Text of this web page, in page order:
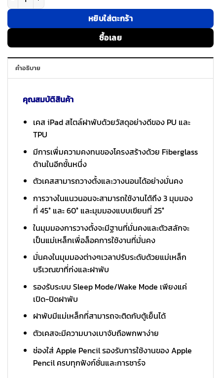
หยิบใส่ตะกร้า
ซื้อเลย
คำอธิบาย
คุณสมบัติสินค้า
เคส iPad สไตล์ฝาพับด้วยวัสดุอย่างดีของ PU และ
TPU
มีการเพื่มความคงทนของโครงสร้างด้วย Fiberglass
ด้านในอีกชั้นหนึ่ง
ตัวเคสสามารถวางตั้งและวางนอนได้อย่างมั่นคง
การวางในแนวนอนจะสามารถใช้งานได้ถึง 3 มุมมอง
ที่ 45° และ 60° และมุมมองแบบเขียนที่ 25°
ในมุมมองการวางตั้งจะมีฐานที่มั่นคงและตัวสลักจะ
เป็นแม่เหล็กเพื่อล็อคการใช้งานที่มั่นคง
มั่นคงในมุมมองต่างๆเวลาปรับระดับด้วยแม่เหล็ก
บรืเวณขาที่ก่งและฝาพับ
รองรับระบบ Sleep Mode/Wake Mode เพียงแค่
เปิด-ปิดฝาพับ
ฝาพับมีแม่เหล็กที่สามารถจะติดกับตู้เย็นได้
ตัวเคสจะมีความบางเบาจับถือพกพาง่าย
ช่องใส่ Apple Pencil รองรับการใช้งานของ Apple
Pencil ครบทุกฟังก์ชั่นและการชาร์จ